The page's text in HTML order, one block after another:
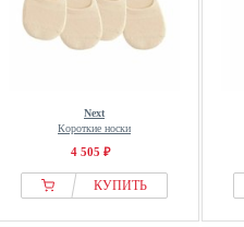
Next
Короткие носки
4 505 ₽
КУПИТЬ